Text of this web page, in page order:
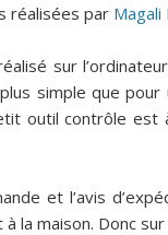
réalisées par Magali
sur
simple que
outil contrôle est
et l’avis
à la maison. Donc